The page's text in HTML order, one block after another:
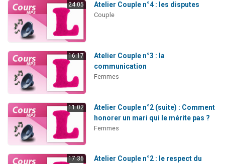
24:05 Atelier Couple n°4 : les disputes
Couple
16:17
Atelier Couple n°3 : la
communication
Femmes
11:02
Atelier Couple n°2 (suite) : Comment
honorer un mari qui le mérite pas ?
Femmes
17:36
Atelier Couple n°2 : le respect du